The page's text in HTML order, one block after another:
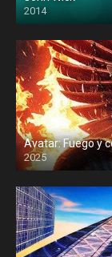
2014
Avatar: Fuego y
2025